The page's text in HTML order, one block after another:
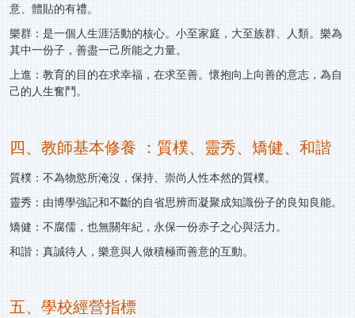
意、體貼的有禮。
樂群：是一個人生涯活動的核心。小至家庭，大至族群、人類。樂為
其中一份子，善盡一己所能之力量。
上進：教育的目的在求幸福，在求至善。懷抱向上向善的意志，為自
己的人生奮鬥。
四、教師基本修養 ：質樸、靈秀、矯健、和諧
質樸：不為物慾所淹沒，保持、崇尚人性本然的質樸。
靈秀：由博學強記和不斷的自省思辨而凝聚成知識份子的良知良能。
矯健：不腐儒，也無關年紀，永保一份赤子之心與活力。
和諧：真誠待人，樂意與人做積極而善意的互動。
五、學校經營指標